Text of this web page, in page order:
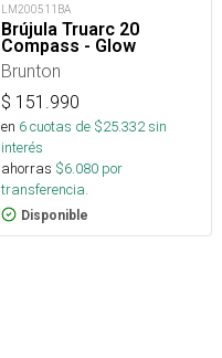
LM200511BA
Brújula Truarc 20
Compass - Glow
Brunton
$ 151.990
en 6cuotas de $25.332sin
interés
ahorras $6.080 por
transferencia.
Disponible